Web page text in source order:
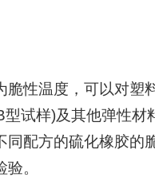
脆性温度，可以对塑
型试样)及其他弹性材
同配方的硫化橡胶的
。